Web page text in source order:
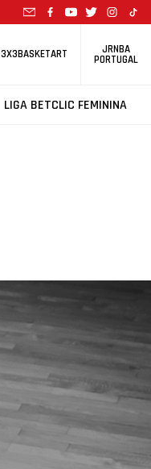
3X3BASKETART JRNBA
PORTUGAL
LIGA BETCLIC FEMININA